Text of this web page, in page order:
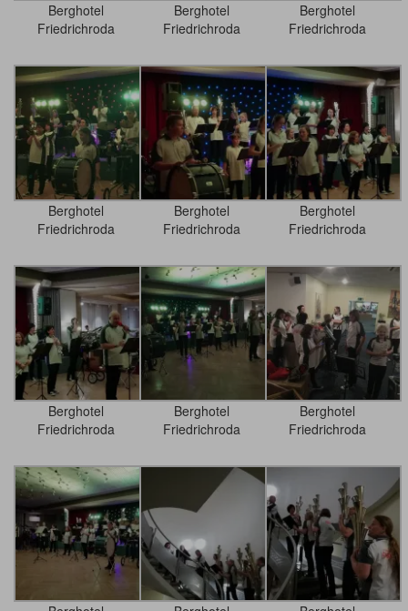
Berghotel
Friedrichroda
Berghotel
Friedrichroda
Berghotel
Friedrichroda
Berghotel
Friedrichroda
Berghotel
Friedrichroda
Berghotel
Friedrichroda
Berghotel
Friedrichroda
Berghotel
Friedrichroda
Berghotel
Friedrichroda